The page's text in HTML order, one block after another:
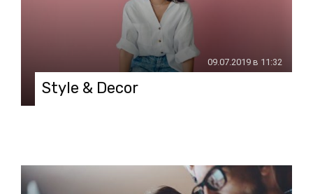
09.07.2019 в 11:32
Style & Decor